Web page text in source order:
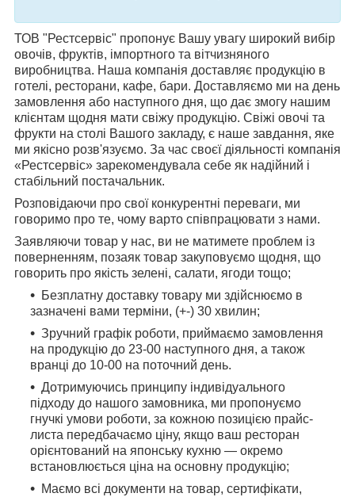
ТОВ "Рестсервіс" пропонує Вашу увагу широкий вибір
овочів, фруктів, імпортного та вітчизняного
виробництва. Наша компанія доставляє продукцію в
готелі, ресторани, кафе, бари. Доставляємо ми на день
замовлення або наступного дня, що дає змогу нашим
клієнтам щодня мати свіжу продукцію. Свіжі овочі та
фрукти на столі Вашого закладу, є наше завдання, яке
ми якісно розв'язуємо. За час своєї діяльності компанія
«Рестсервіс» зарекомендувала себе як надійний і
стабільний постачальник.
Розповідаючи про свої конкурентні переваги, ми
говоримо про те, чому варто співпрацювати з нами.
Заявляючи товар у нас, ви не матимете проблем із
поверненням, позаяк товар закуповуємо щодня, що
говорить про якість зелені, салати, ягоди тощо;
Безплатну доставку товару ми здійснюємо в
зазначені вами терміни, (+-) 30 хвилин;
Зручний графік роботи, приймаємо замовлення
на продукцію до 23-00 наступного дня, а також
вранці до 10-00 на поточний день.
Дотримуючись принципу індивідуального
підходу до нашого замовника, ми пропонуємо
гнучкі умови роботи, за кожною позицією прайс-
листа передбачаємо ціну, якщо ваш ресторан
орієнтований на японську кухню — окремо
встановлюється ціна на основну продукцію;
Маємо всі документи на товар, сертифікати,